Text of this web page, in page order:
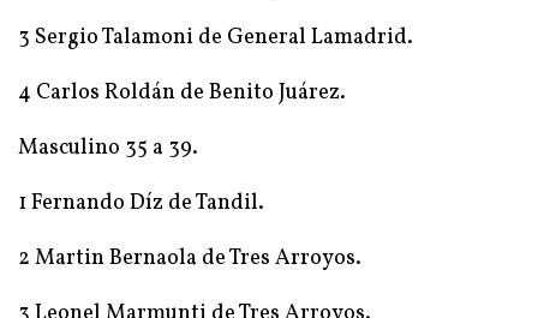
3 Sergio Talamoni de General Lamadrid.
4 Carlos Roldán de Benito Juárez.
Masculino 35 a 39.
1 Fernando Díz de Tandil.
2 Martin Bernaola de Tres Arroyos.